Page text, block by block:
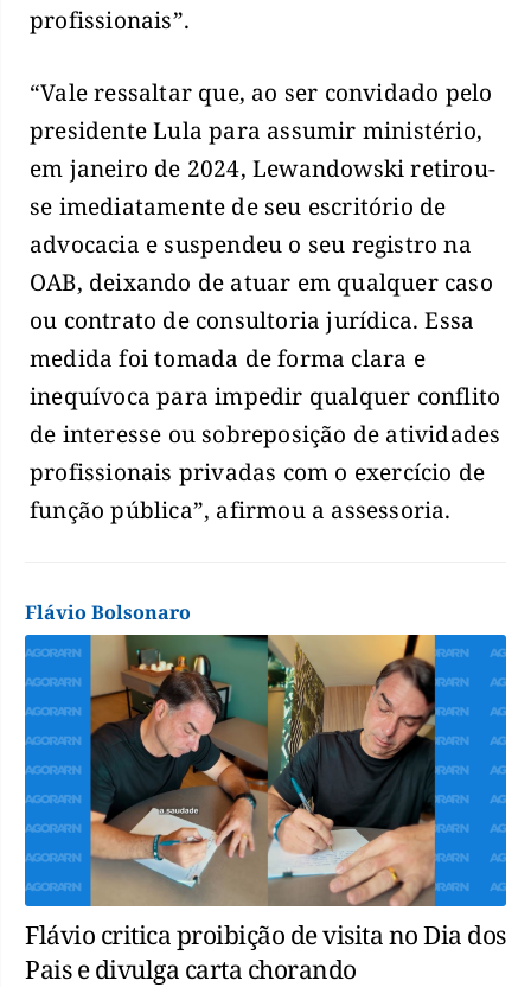
profissionais”.
“Vale ressaltar que, ao ser convidado pelo
presidente Lula para assumir ministério,
em janeiro de 2024, Lewandowski retirou-
se imediatamente de seu escritório de
advocacia e suspendeu o seu registro na
OAB, deixando de atuar em qualquer caso
ou contrato de consultoria jurídica. Essa
medida foi tomada de forma clara e
inequívoca para impedir qualquer conflito
de interesse ou sobreposição de atividades
profissionais privadas com o exercício de
função pública”, afirmou a assessoria.
Flávio Bolsonaro
Flávio critica proibição de visita no Dia dos
Pais e divulga carta chorando